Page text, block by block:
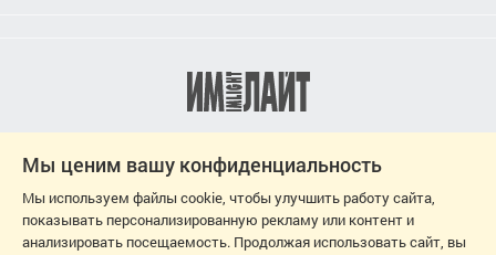
Мы ценим вашу конфиденциальность
Мы используем файлы cookie, чтобы улучшить работу сайта,
показывать персонализированную рекламу или контент и
анализировать посещаемость. Продолжая использовать сайт, вы